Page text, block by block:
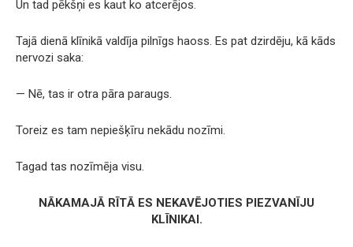
Un tad pēkšņi es kaut ko atcerējos.
Tajā dienā klīnikā valdīja pilnīgs haoss. Es pat dzirdēju, kā kāds
nervozi saka:
— Nē, tas ir otra pāra paraugs.
Toreiz es tam nepiešķīru nekādu nozīmi.
Tagad tas nozīmēja visu.
NĀKAMAJĀ RĪTĀ ES NEKAVĒJOTIES PIEZVANĪJU
KLĪNIKAI.